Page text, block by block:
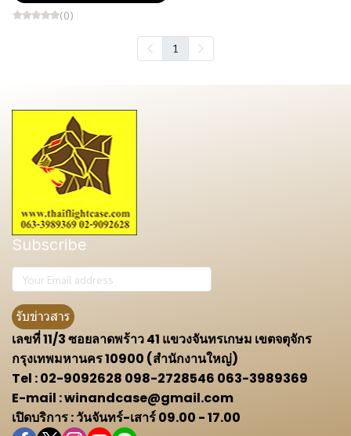
(0)
1
Subscribe
รับข่าวสาร
เลขที่ 11/3 ซอยลาดพร้าว 41 แขวงจันทรเกษม เขตจตุจักร
กรุงเทพมหานคร 10900 (สำนักงานใหญ่)
Tel : 02-9092628 098-2728546 063-3989369
E-mail : winandcase@gmail.com
เปิดบริการ : วันจันทร์-เสาร์ 09.00 - 17.00